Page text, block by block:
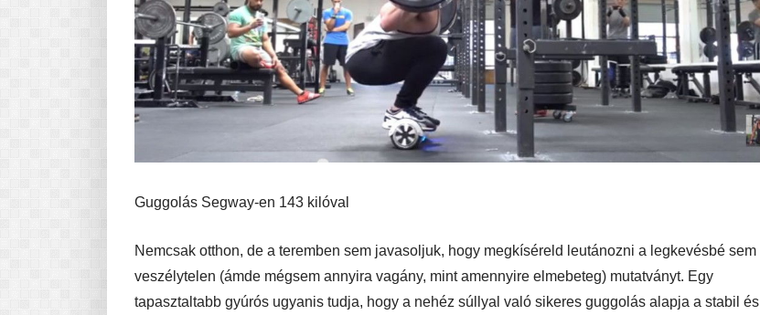
Guggolás Segway-en 143 kilóval
Nemcsak otthon, de a teremben sem javasoljuk, hogy megkíséreld leutánozni a legkevésbé sem
veszélytelen (ámde mégsem annyira vagány, mint amennyire elmebeteg) mutatványt. Egy
tapasztaltabb gyúrós ugyanis tudja, hogy a nehéz súllyal való sikeres guggolás alapja a stabil és